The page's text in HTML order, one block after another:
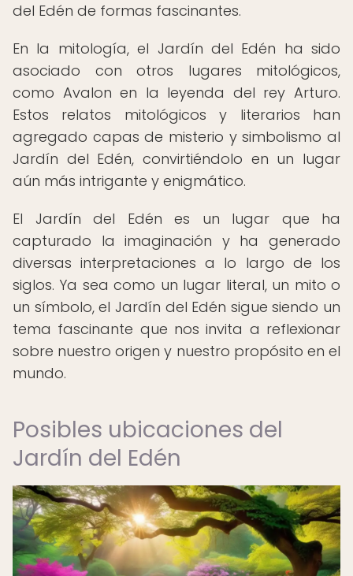
del Edén de formas fascinantes.
En la mitología, el Jardín del Edén ha sido
asociado con otros lugares mitológicos,
como Avalon en la leyenda del rey Arturo.
Estos relatos mitológicos y literarios han
agregado capas de misterio y simbolismo al
Jardín del Edén, convirtiéndolo en un lugar
aún más intrigante y enigmático.
El Jardín del Edén es un lugar que ha
capturado la imaginación y ha generado
diversas interpretaciones a lo largo de los
siglos. Ya sea como un lugar literal, un mito o
un símbolo, el Jardín del Edén sigue siendo un
tema fascinante que nos invita a reflexionar
sobre nuestro origen y nuestro propósito en el
mundo.
Posibles ubicaciones del
Jardín del Edén